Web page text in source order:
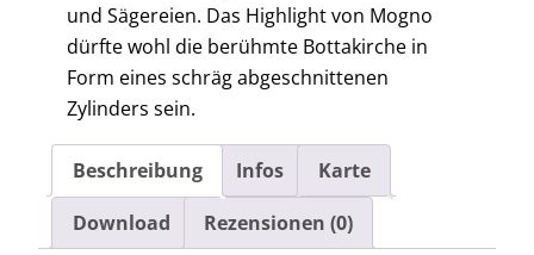
und Sägereien. Das Highlight von Mogno
dürfte wohl die berühmte Bottakirche in
Form eines schräg abgeschnittenen
Zylinders sein.
Beschreibung Infos Karte
Download Rezensionen (0)